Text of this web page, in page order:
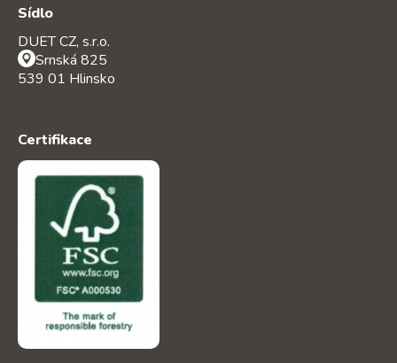
Sídlo
DUET CZ, s.r.o.
Srnská 825
539 01 Hlinsko
Certifikace